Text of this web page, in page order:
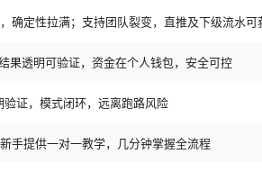
确定性拉满；支持团队裂变，直推及下级流水可
果透明可验证，资金在个人钱包，安全可控
证，模式闭环，远离跑路风险
手提供一对一教学，几分钟掌握全流程